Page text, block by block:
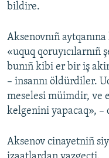
FİKİR
Русский
Українською
QOŞULIÑIZ!
RFE/RS bütün
bildire.
Aksenovnıñ
«uquq qoruyıcılarnıñ
bunıñ kibi er bir iş
– insannı öldürdiler.
meselesi müimdir, ve
kelgenini yapacaq», –
Aksenov cinayetniñ